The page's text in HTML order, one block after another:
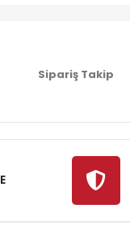
Sipariş Takip